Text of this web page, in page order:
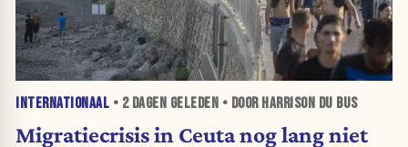
INTERNATIONAAL • 2 DAGEN GELEDEN • DOOR HARRISON DU BUS
Migratiecrisis in Ceuta nog lang niet